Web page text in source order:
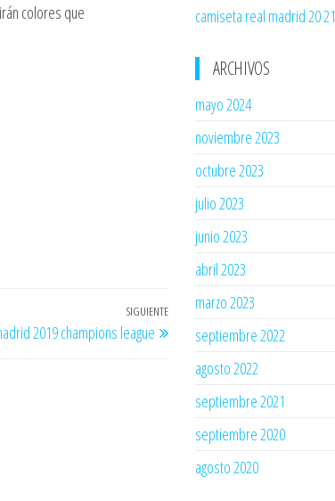
colores que
Entrada
siguiente
SIGUIENTE
2019 champions league
camiseta real madrid 20 21
ARCHIVOS
mayo 2024
noviembre 2023
octubre 2023
julio 2023
junio 2023
abril 2023
marzo 2023
septiembre 2022
agosto 2022
septiembre 2021
septiembre 2020
agosto 2020